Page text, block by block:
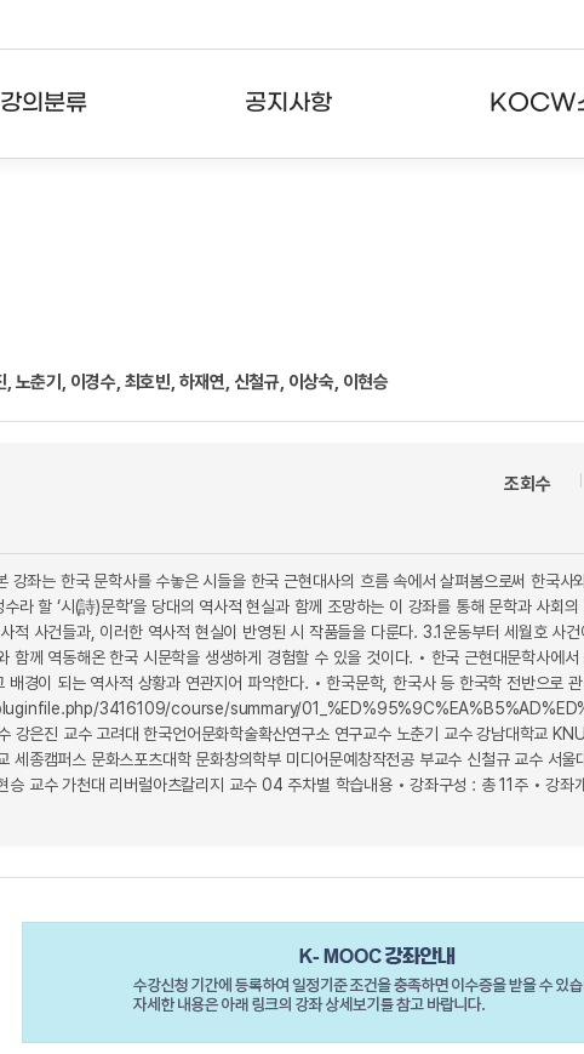
강의분류 공지사항
고객센터
KOCW
노춘기, 이경수, 최호빈, 하재연, 신철규, 이상숙, 이현승
조회수
강좌는 한국 문학사를 수놓은 시들을 한국 근현대사의 흐름 속에서 살펴봄으로써 한국
라 할 ‘시(詩)문학’을 당대의 역사적 현실과 함께 조망하는 이 강좌를 통해 문학과 사
적 사건들과, 이러한 역사적 현실이 반영된 시 작품들을 다룬다. 3.1운동부터 세월호 사
함께 역동해온 한국 시문학을 생생하게 경험할 수 있을 것이다. • 한국 근현대문학사에
배경이 되는 역사적 상황과 연관지어 파악한다. • 한국문학, 한국사 등 한국학 전반으로
3416109/course/summary/
강은진 교수 고려대 한국언어문화학술확산연구소 연구교수 노춘기 교수 강남대학교
세종캠퍼스 문화스포츠대학 문화창의학부 미디어문예창작전공 부교수 신철규 교수 서
승 교수 가천대 리버럴아츠칼리지 교수 04 주차별 학습내용 • 강좌구성 : 총 11주 • 강좌